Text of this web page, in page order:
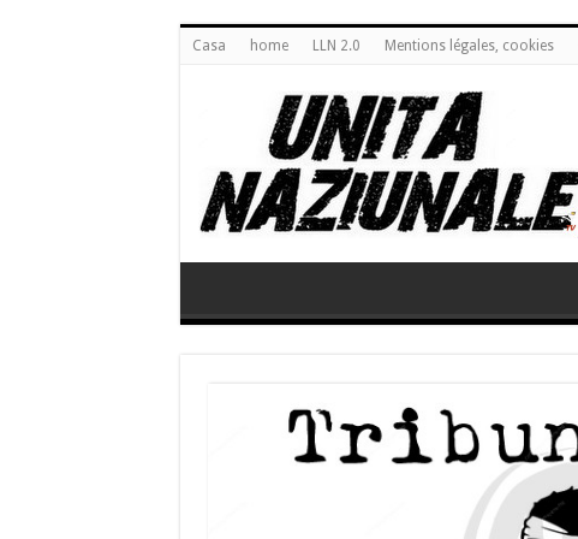
Casa home LLN 2.0 Mentions légales, cookies